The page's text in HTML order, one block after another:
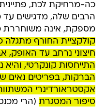
כה-מרחיקת לכת,
הרבים שלה, מדגישים
מספקת, אינה משוחררת
קולקציית החורף
חיצוני נרחב עד האופק,
התייחסות קונקרטי,
הברקות, בפריטים נאים
אקסטראורדינרי
סיפור המסגרת (הרי